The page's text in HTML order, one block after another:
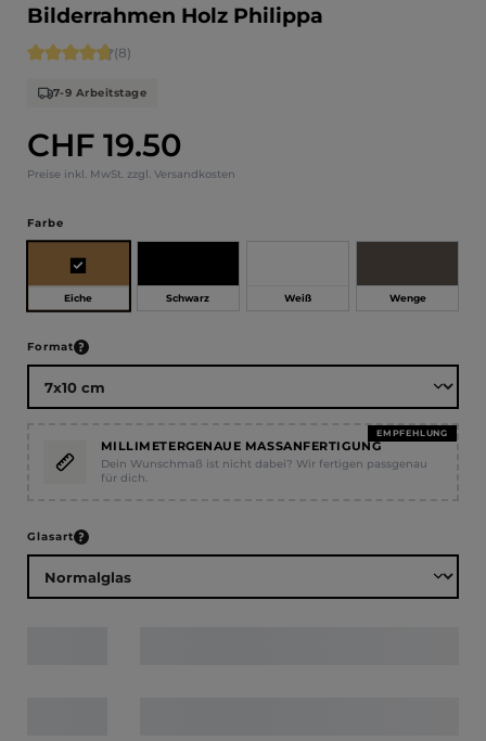
Bilderrahmen Holz Philippa
Regulärer Preis:
CHF 19.50
Preise inkl. MwSt. zzgl. Versandkosten
Durchschnittliche Bewertung von 4.75 von 5 Sternen
(8)
7-9 Arbeitstage
Farbeauswählen
Eiche Schwarz Weiß Wenge
Formatauswählen
EMPFEHLUNG
MILLIMETERGENAUE MASSANFERTIGUNG
Dein Wunschmaß ist nicht dabei? Wir fertigen passgenau
für dich.
Glasartauswählen